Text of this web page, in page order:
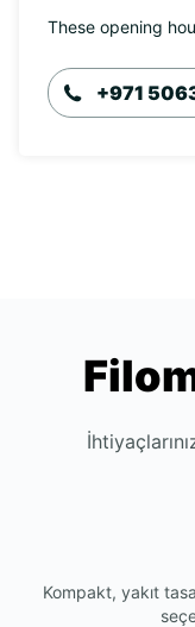
These opening
+971
Kompakt, yakıt